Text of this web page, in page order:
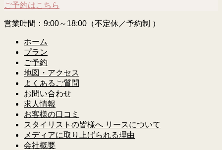
ご予約はこちら
営業時間：9:00～18:00（不定休／予約制 ）
ホーム
プラン
ご予約
地図・アクセス
よくあるご質問
お問い合わせ
求人情報
お客様の口コミ
スタイリストの皆様へ リースについて
メディアに取り上げられる理由
会社概要